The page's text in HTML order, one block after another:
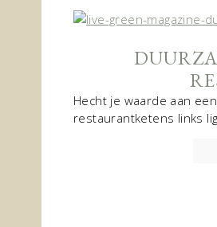
Hecht je waarde aan
restaurantketens links